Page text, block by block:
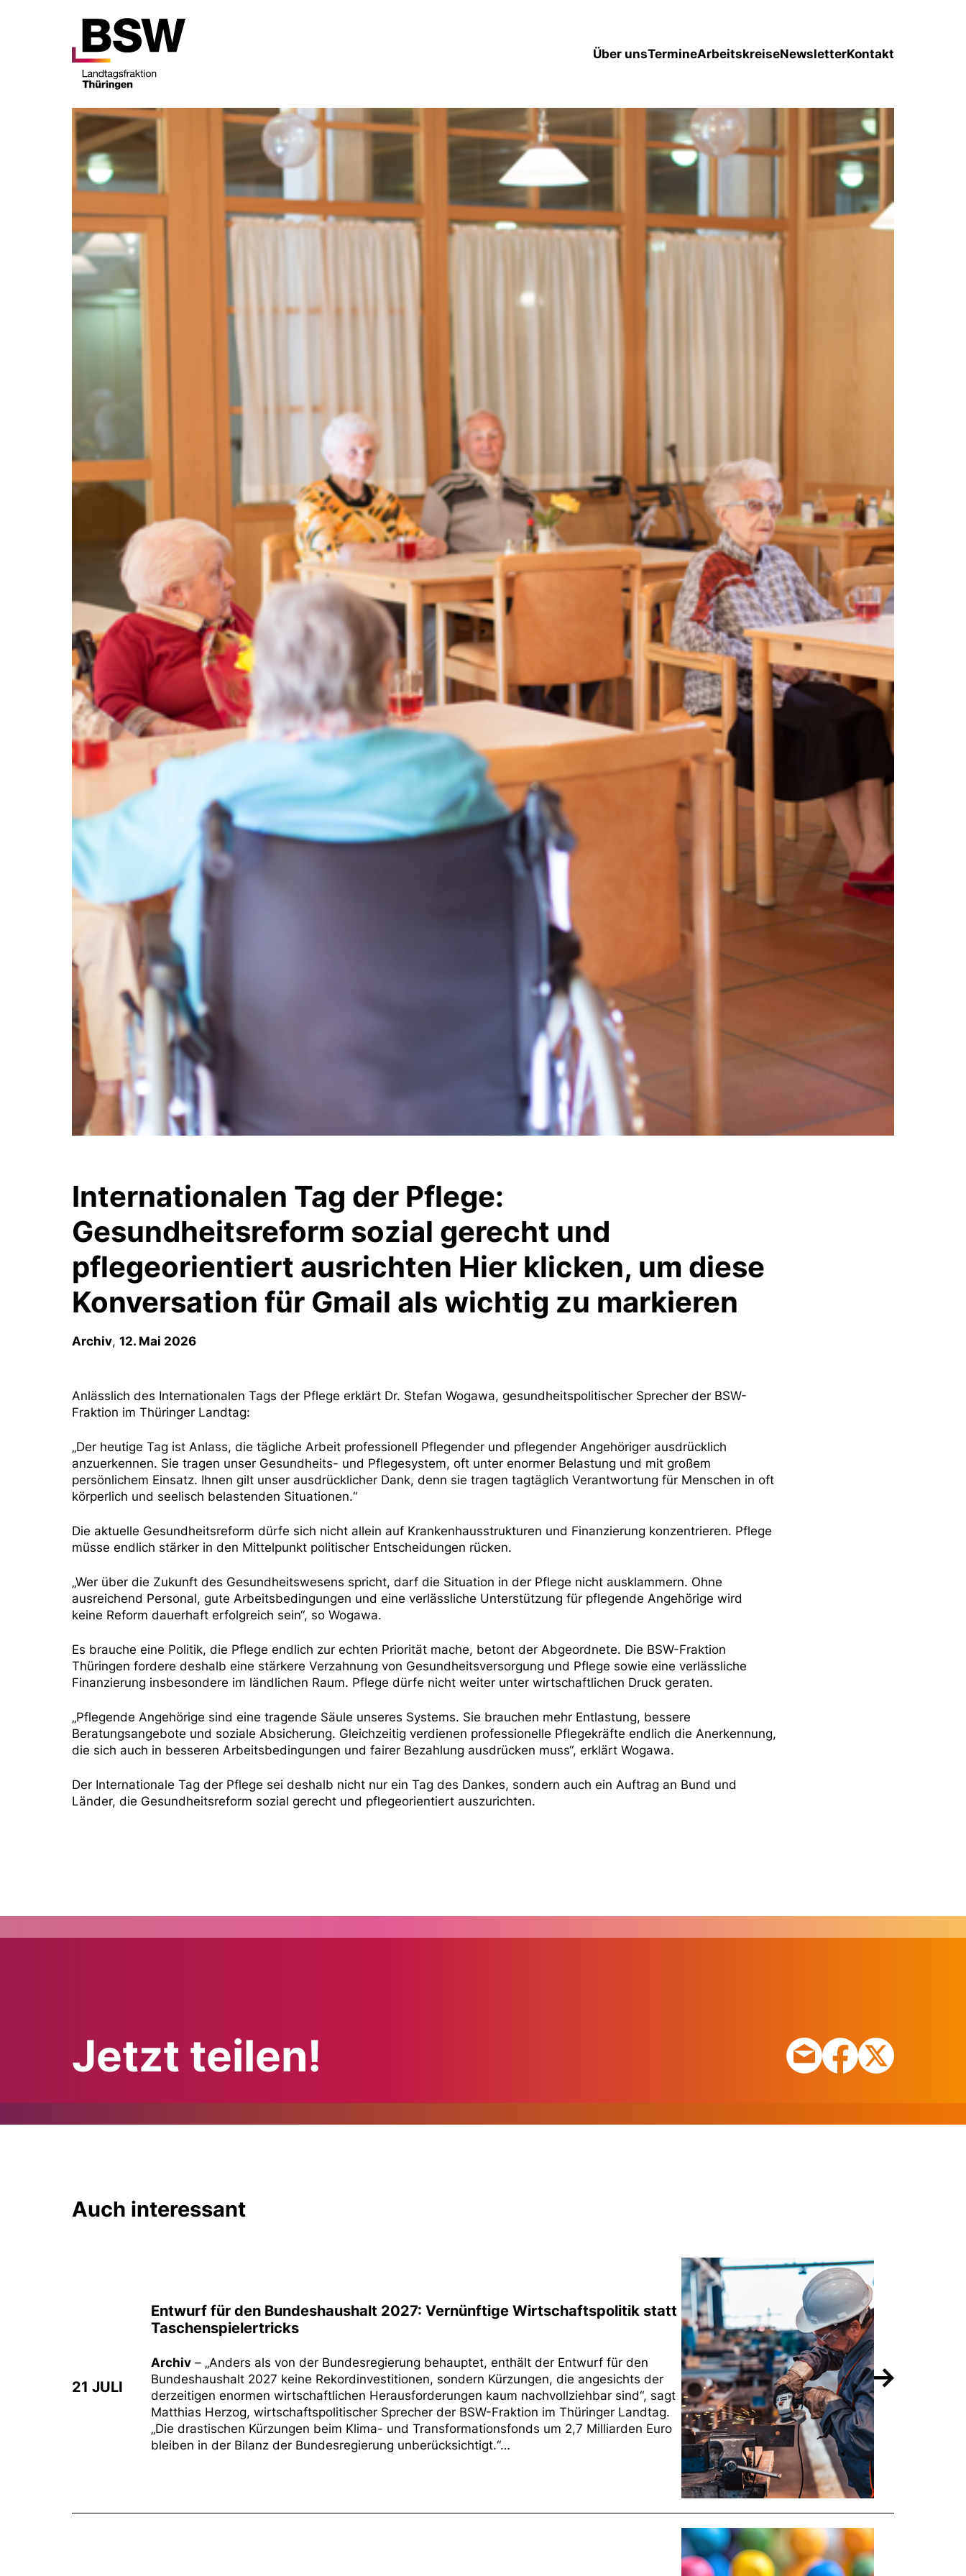
Über unsTermineArbeitskreiseNewsletterKontakt
Internationalen Tag der Pflege:
Gesundheitsreform sozial gerecht und
pflegeorientiert ausrichten Hier klicken, um diese
Konversation für Gmail als wichtig zu markieren
Archiv, 12. Mai 2026
Anlässlich des Internationalen Tags der Pflege erklärt Dr. Stefan Wogawa, gesundheitspolitischer Sprecher der BSW-
Fraktion im Thüringer Landtag:
„Der heutige Tag ist Anlass, die tägliche Arbeit professionell Pflegender und pflegender Angehöriger ausdrücklich
anzuerkennen. Sie tragen unser Gesundheits- und Pflegesystem, oft unter enormer Belastung und mit großem
persönlichem Einsatz. Ihnen gilt unser ausdrücklicher Dank, denn sie tragen tagtäglich Verantwortung für Menschen in oft
körperlich und seelisch belastenden Situationen.“
Die aktuelle Gesundheitsreform dürfe sich nicht allein auf Krankenhausstrukturen und Finanzierung konzentrieren. Pflege
müsse endlich stärker in den Mittelpunkt politischer Entscheidungen rücken.
„Wer über die Zukunft des Gesundheitswesens spricht, darf die Situation in der Pflege nicht ausklammern. Ohne
ausreichend Personal, gute Arbeitsbedingungen und eine verlässliche Unterstützung für pflegende Angehörige wird
keine Reform dauerhaft erfolgreich sein“, so Wogawa.
Es brauche eine Politik, die Pflege endlich zur echten Priorität mache, betont der Abgeordnete. Die BSW-Fraktion
Thüringen fordere deshalb eine stärkere Verzahnung von Gesundheitsversorgung und Pflege sowie eine verlässliche
Finanzierung insbesondere im ländlichen Raum. Pflege dürfe nicht weiter unter wirtschaftlichen Druck geraten.
„Pflegende Angehörige sind eine tragende Säule unseres Systems. Sie brauchen mehr Entlastung, bessere
Beratungsangebote und soziale Absicherung. Gleichzeitig verdienen professionelle Pflegekräfte endlich die Anerkennung,
die sich auch in besseren Arbeitsbedingungen und fairer Bezahlung ausdrücken muss“, erklärt Wogawa.
Der Internationale Tag der Pflege sei deshalb nicht nur ein Tag des Dankes, sondern auch ein Auftrag an Bund und
Länder, die Gesundheitsreform sozial gerecht und pflegeorientiert auszurichten.
Jetzt teilen!
Auch interessant
21 JULI
Entwurf für den Bundeshaushalt 2027: Vernünftige Wirtschaftspolitik statt
Taschenspielertricks
Archiv – „Anders als von der Bundesregierung behauptet, enthält der Entwurf für den
Bundeshaushalt 2027 keine Rekordinvestitionen, sondern Kürzungen, die angesichts der
derzeitigen enormen wirtschaftlichen Herausforderungen kaum nachvollziehbar sind“, sagt
Matthias Herzog, wirtschaftspolitischer Sprecher der BSW-Fraktion im Thüringer Landtag.
„Die drastischen Kürzungen beim Klima- und Transformationsfonds um 2,7 Milliarden Euro
bleiben in der Bilanz der Bundesregierung unberücksichtigt.“…